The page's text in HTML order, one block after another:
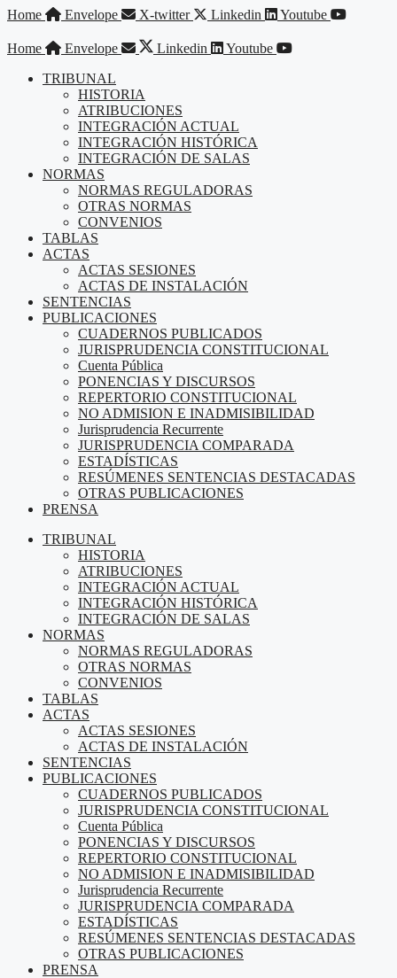
Saltar
contenido
Home Envelope X-twitter Linkedin Youtube
Home Envelope Linkedin
Youtube
TRIBUNAL
HISTORIA
ATRIBUCIONES
INTEGRACIÓN ACTUAL
INTEGRACIÓN HISTÓRICA
INTEGRACIÓN DE SALAS
NORMAS
NORMAS REGULADORAS
OTRAS NORMAS
CONVENIOS
TABLAS
ACTAS
ACTAS SESIONES
ACTAS DE INSTALACIÓN
SENTENCIAS
PUBLICACIONES
CUADERNOS PUBLICADOS
JURISPRUDENCIA CONSTITUCIONAL
Cuenta Pública
PONENCIAS Y DISCURSOS
REPERTORIO CONSTITUCIONAL
NO ADMISION E INADMISIBILIDAD
Jurisprudencia Recurrente
JURISPRUDENCIA COMPARADA
ESTADÍSTICAS
RESÚMENES SENTENCIAS DESTACADAS
OTRAS PUBLICACIONES
PRENSA
TRIBUNAL
HISTORIA
ATRIBUCIONES
INTEGRACIÓN ACTUAL
INTEGRACIÓN HISTÓRICA
INTEGRACIÓN DE SALAS
NORMAS
NORMAS REGULADORAS
OTRAS NORMAS
CONVENIOS
TABLAS
ACTAS
ACTAS SESIONES
ACTAS DE INSTALACIÓN
SENTENCIAS
PUBLICACIONES
CUADERNOS PUBLICADOS
JURISPRUDENCIA CONSTITUCIONAL
Cuenta Pública
PONENCIAS Y DISCURSOS
REPERTORIO CONSTITUCIONAL
NO ADMISION E INADMISIBILIDAD
Jurisprudencia Recurrente
JURISPRUDENCIA COMPARADA
ESTADÍSTICAS
RESÚMENES SENTENCIAS DESTACADAS
OTRAS PUBLICACIONES
PRENSA